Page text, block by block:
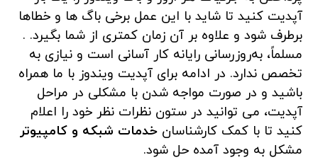
آپدیت کنید تا شاید با این عمل برخی باگ ها و خطاها
برطرف شود و علاوه بر آن زمان کمتری از شما بگیرد. .
مسلماً، به‌روزرسانی رایانه کار آسانی است و نیازی به
تخصص ندارد. در ادامه برای آپدیت ویندوز با ما همراه
باشید و در صورت مواجه شدن با مشکلی در مراحل
آپدیت، می توانید در ستون نظرات نظر خود را اعلام
کنید تا با کمک کارشناسانخدمات شبکه و کامپیوتر
مشکل به وجود آمده حل شود.